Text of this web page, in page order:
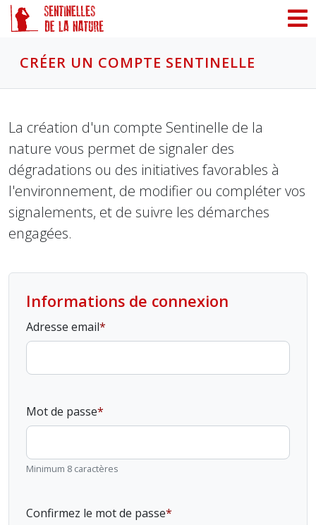
CRÉER UN COMPTE SENTINELLE
La création d'un compte Sentinelle de la
nature vous permet de signaler des
dégradations ou des initiatives favorables à
l'environnement, de modifier ou compléter vos
signalements, et de suivre les démarches
engagées.
Informations de connexion
Adresse email
Mot de passe
Minimum 8 caractères
Confirmez le mot de passe
Panneau de gestion des cookies